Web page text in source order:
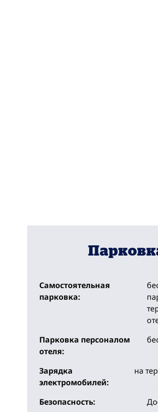
Самостоятельная
парковка:
Парковка персоналом
отеля:
Зарядка
электромобилей:
на
Безопасность: